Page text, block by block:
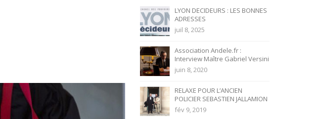
LYON DECIDEURS : LES BONNES
ADRESSES
juil 8, 2025
Association Andele.fr :
Interview Maître Gabriel Versini
juin 8, 2020
RELAXE POUR L’ANCIEN
POLICIER SEBASTIEN JALLAMION
fév 9, 2019